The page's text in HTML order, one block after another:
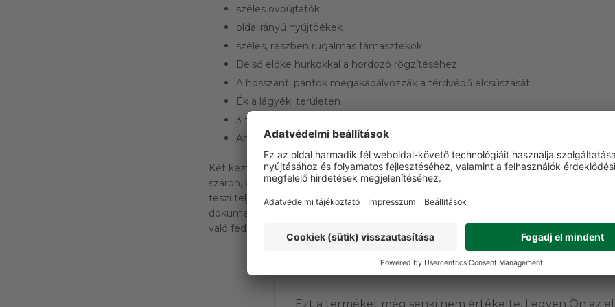
széles övbújtatók
oldalirányú nyújtóékek
széles, részben rugalmas támasztékok
Belső előke hurkokkal a hordozó rögzítéséhez
A hosszanti pántok megakadályozzák a térdvédő elcsúszását.
Ék a lágyéki területen
3 tűs díszítőöltés a igénybevett területeken
Anyagösszetétel:55% pamut, 42% poliészter, 3% elasztán
Két kéztartó zseb, két megerősített hátsó zseb, egy dupla vonalzó zseb négy
száron, valamint egy két rekeszes cargo zseb, egy cipzáras kéztartó zseb és egy
teszi teljessé a Flex kantáros overált. Ezenkívül található rajta egy elülső, tépőzáras,
dokumentumok számára, valamint egy 600D Oxford anyagból készült térdzseb
való fedéllel.
VÁSÁRLÓI VÉLEMÉNYEK
Ezt a terméket még senki nem értékelte. Legyen Ön az